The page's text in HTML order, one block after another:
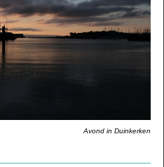
Avond in Duinkerken